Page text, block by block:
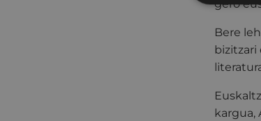
gero
Bere
bizitzari
kargua,